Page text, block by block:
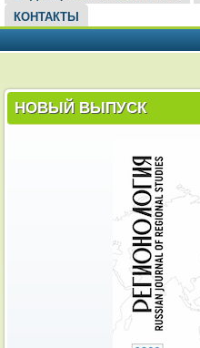
КОНТАКТЫ
НОВЫЙ ВЫПУСК